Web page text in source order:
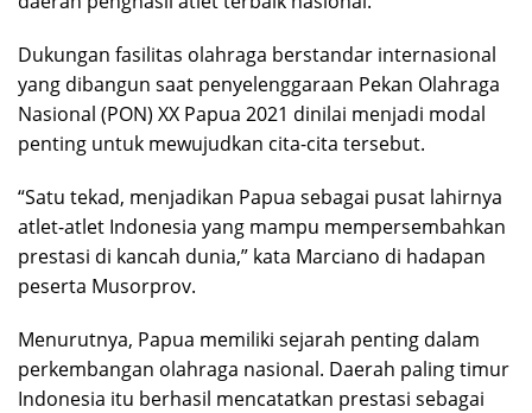
Dukungan fasilitas olahraga berstandar internasional
yang dibangun saat penyelenggaraan Pekan Olahraga
Nasional (PON) XX Papua 2021 dinilai menjadi modal
penting untuk mewujudkan cita-cita tersebut.
“Satu tekad, menjadikan Papua sebagai pusat lahirnya
atlet-atlet Indonesia yang mampu mempersembahkan
prestasi di kancah dunia,” kata Marciano di hadapan
peserta Musorprov.
Menurutnya, Papua memiliki sejarah penting dalam
perkembangan olahraga nasional. Daerah paling timur
Indonesia itu berhasil mencatatkan prestasi sebagai